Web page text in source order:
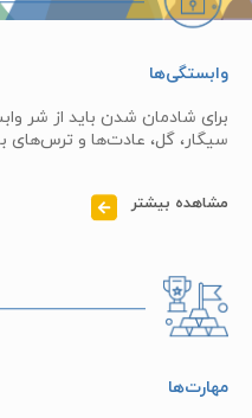
وابستگی‌ها
برای شادمان شدن باید از شر
سیگار، گل، عادت‌ها و ترس‌های
مشاهده بیشتر
مهارت‌ها